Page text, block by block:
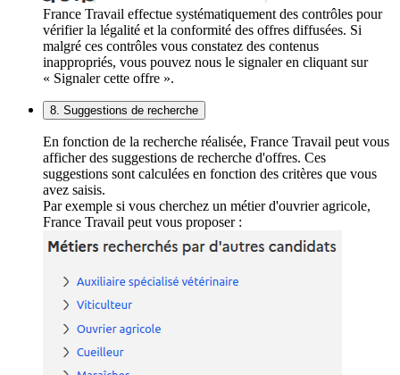
France Travail effectue systématiquement des contrôles pour
vérifier la légalité et la conformité des offres diffusées. Si
malgré ces contrôles vous constatez des contenus
inappropriés, vous pouvez nous le signaler en cliquant sur
« Signaler cette offre ».
8. Suggestions de recherche
En fonction de la recherche réalisée, France Travail peut vous
afficher des suggestions de recherche d'offres. Ces
suggestions sont calculées en fonction des critères que vous
avez saisis.
Par exemple si vous cherchez un métier d'ouvrier agricole,
France Travail peut vous proposer :